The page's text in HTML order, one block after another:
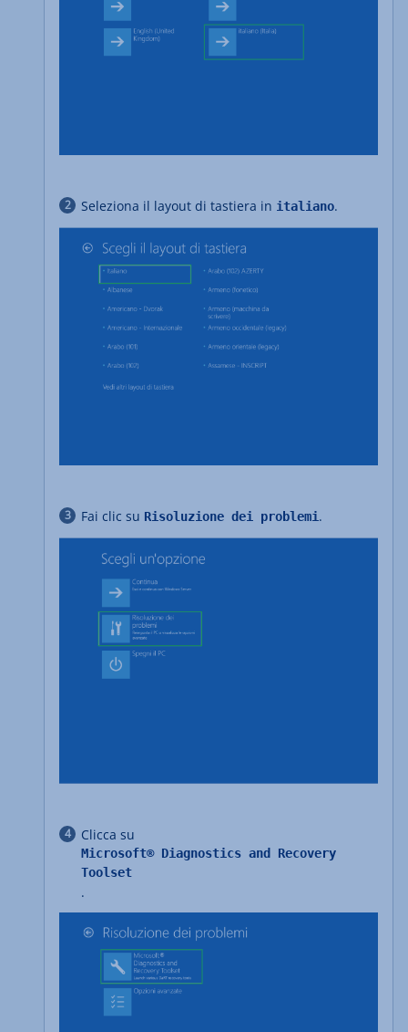
Seleziona il layout di tastiera in italiano.
Fai clic su Risoluzione dei problemi.
Clicca su
Microsoft® Diagnostics and Recovery
Toolset
.